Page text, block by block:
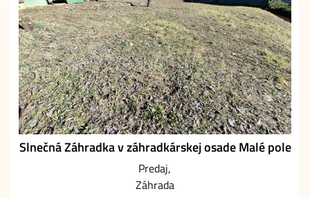
Slnečná Záhradka v záhradkárskej osade Malé pole
Predaj
Záhrada